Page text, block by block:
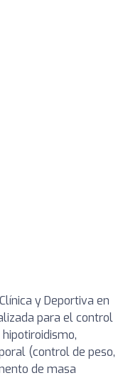
y Deportiva en
para el control
(control de peso,
de masa